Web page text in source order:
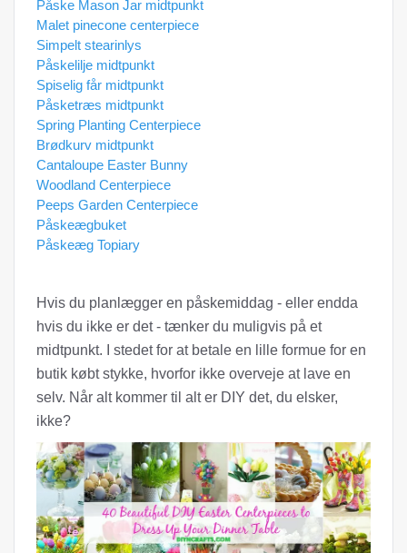
Påske Mason Jar midtpunkt
Malet pinecone centerpiece
Simpelt stearinlys
Påskelilje midtpunkt
Spiselig får midtpunkt
Påsketræs midtpunkt
Spring Planting Centerpiece
Brødkurv midtpunkt
Cantaloupe Easter Bunny
Woodland Centerpiece
Peeps Garden Centerpiece
Påskeægbuket
Påskeæg Topiary
Hvis du planlægger en påskemiddag - eller endda
hvis du ikke er det - tænker du muligvis på et
midtpunkt. I stedet for at betale en lille formue for en
butik købt stykke, hvorfor ikke overveje at lave en
selv. Når alt kommer til alt er DIY det, du elsker,
ikke?